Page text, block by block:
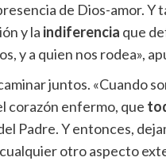
de Dios-amor. Y
y la indiferencia que
y a quien nos rodea»,
juntos. «Cuando
corazón enfermo, que
Padre. Y entonces,
otro aspecto